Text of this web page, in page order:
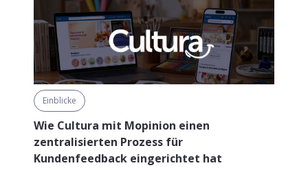
Einblicke
Wie Cultura mit Mopinion einen
zentralisierten Prozess für
Kundenfeedback eingerichtet hat